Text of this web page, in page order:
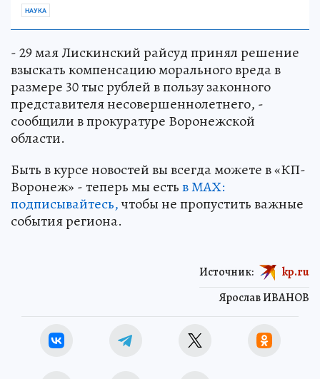
НАУКА
- 29 мая Лискинский райсуд принял решение
взыскать компенсацию морального вреда в
размере 30 тыс рублей в пользу законного
представителя несовершеннолетнего, -
сообщили в прокуратуре Воронежской
области.
Быть в курсе новостей вы всегда можете в «КП-
Воронеж» - теперь мы естьв МАХ:
подписывайтесь,чтобы не пропустить важные
события региона.
Ярослав ИВАНОВ
Источник: kp.ru